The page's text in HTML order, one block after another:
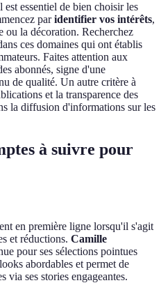
essentiel de bien choisir les
paridentifier vos intérêts,
ou la décoration. Recherchez
ces domaines qui ont établis
Faites attention aux
abonnés, signe d'une
de qualité. Un autre critère à
et la transparence des
la diffusion d'informations sur les
à suivre pour
en première ligne lorsqu'il s'agit
et réductions. Camille
pour ses sélections pointues
abordables et permet de
via ses stories engageantes.